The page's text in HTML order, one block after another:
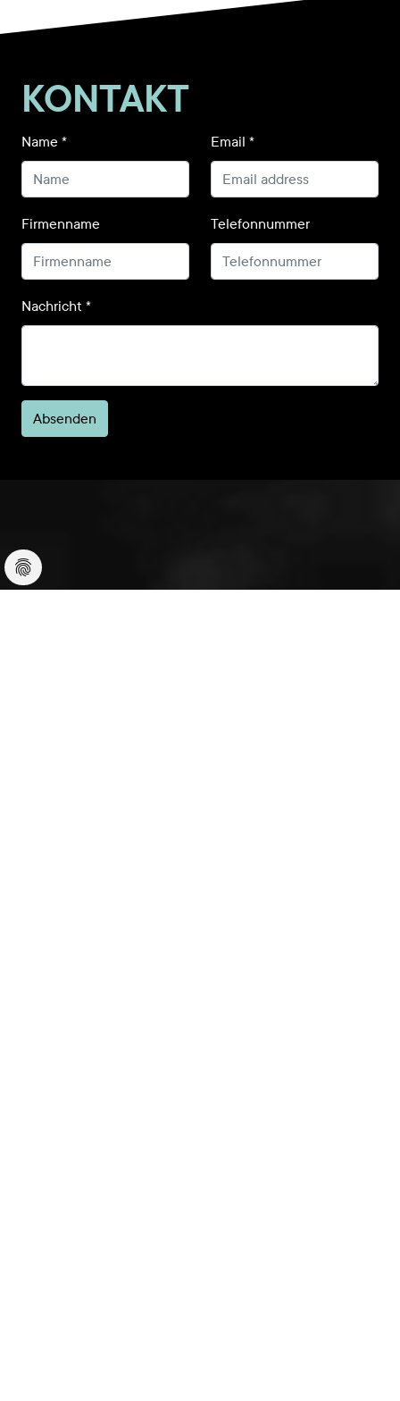
KONTAKT
Name * Email *
Firmenname Telefonnummer
Nachricht *
Absenden